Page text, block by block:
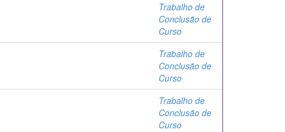
Trabalho de
Conclusão de
Curso
Trabalho de
Conclusão de
Curso
Trabalho de
Conclusão de
Curso